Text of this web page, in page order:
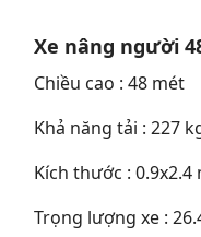
Xe nâng người
Chiều cao : 48 mét
Khả năng tải : 227
Kích thước : 0.9x2.4
Trọng lượng xe :